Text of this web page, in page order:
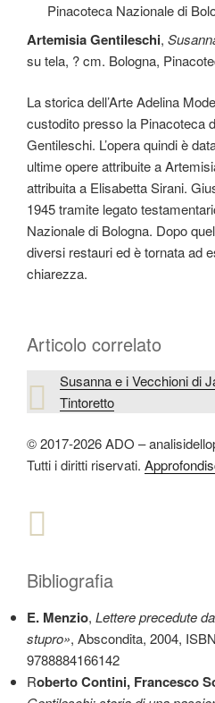
Pinacoteca Nazionale di
Artemisia Gentileschi,
su tela, ? cm. Bologna,
La storica dell’Arte Adelina
custodito presso la Pinacoteca
Gentileschi. L’opera quindi è
ultime opere attribuite a
attribuita a Elisabetta Sirani.
1945 tramite legato
Nazionale di Bologna. Dopo
diversi restauri ed è tornata ad
chiarezza.
Articolo correlato
Susanna e i Vecchioni di
Tintoretto
© 2017-2026 ADO –
Tutti i diritti riservati.
Bibliografia
E. Menzio, Lettere precedute
stupro», Abscondita, 2004,
9788884166142
Roberto Contini, Francesco